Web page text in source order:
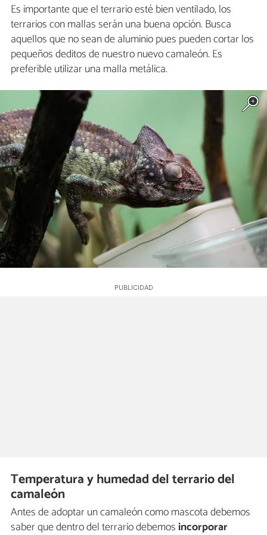
Es importante que el terrario esté bien ventilado, los
terrarios con mallas serán una buena opción. Busca
aquellos que no sean de aluminio pues pueden cortar los
pequeños deditos de nuestro nuevo camaleón. Es
preferible utilizar una malla metálica.
Temperatura y humedad del terrario del
camaleón
Antes de adoptar un camaleón como mascota debemos
saber que dentro del terrario debemos incorporar